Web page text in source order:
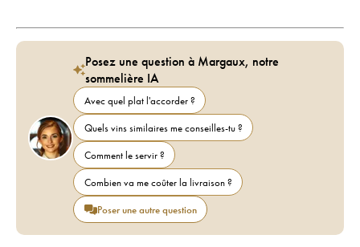
Posez une question à Margaux, notre
sommelière IA
Avec quel plat l'accorder ?
Quels vins similaires me conseilles-tu ?
Comment le servir ?
Combien va me coûter la livraison ?
Poser une autre question